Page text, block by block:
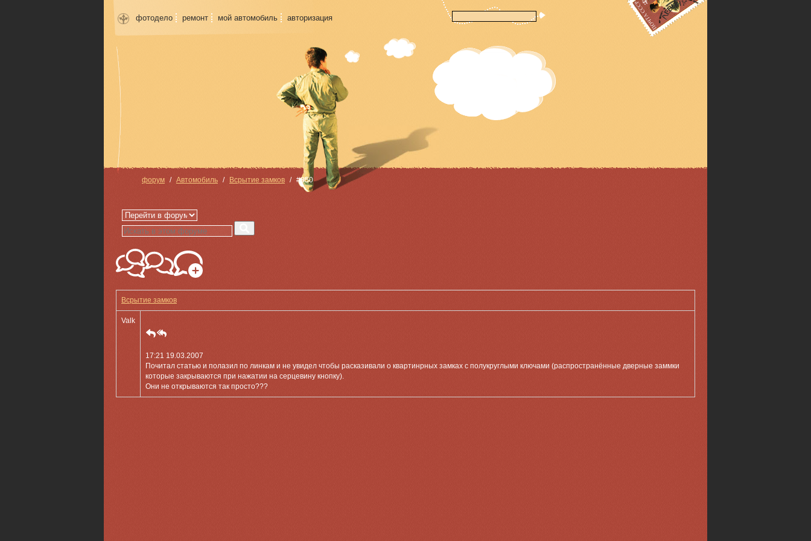
фотодело ремонт мой автомобиль авторизация
форум Автомобиль Всрытие замков #850
Всрытие замков
Valk
17:21 19.03.2007
Почитал статью и полазил по линкам и не увидел чтобы расказивали о квартинрных замках с полукруглыми ключами (распространённые дверные заммки
которые закрываются при нажатии на серцевину кнопку).
Они не открываются так просто???